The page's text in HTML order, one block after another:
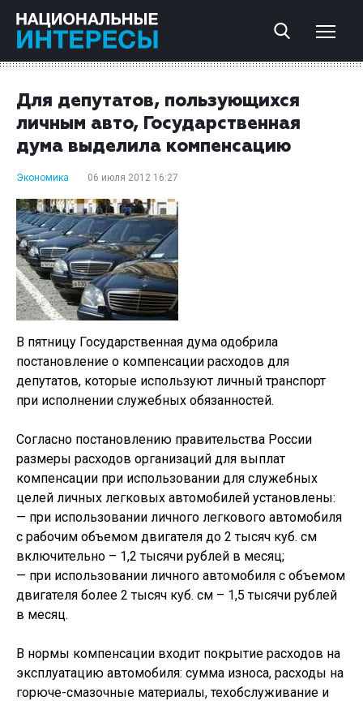
Для депутатов, пользующихся
личным авто, Государственная
дума выделила компенсацию
Экономика 06 июля 2012 16:27
В пятницу Государственная дума одобрила
постановление о компенсации расходов для
депутатов, которые используют личный транспорт
при исполнении служебных обязанностей.
Согласно постановлению правительства России
размеры расходов организаций для выплат
компенсации при использовании для служебных
целей личных легковых автомобилей установлены:
— при использовании личного легкового автомобиля
с рабочим объемом двигателя до 2 тысяч куб. см
включительно – 1,2 тысячи рублей в месяц;
— при использовании личного автомобиля с объемом
двигателя более 2 тысяч куб. см – 1,5 тысячи рублей
в месяц.
В нормы компенсации входит покрытие расходов на
эксплуатацию автомобиля: сумма износа, расходы на
горюче-смазочные материалы, техобслуживание и